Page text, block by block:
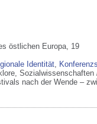
östlichen Europa, 19
Identität,
, Sozialwissenschaften
nach der Wende –